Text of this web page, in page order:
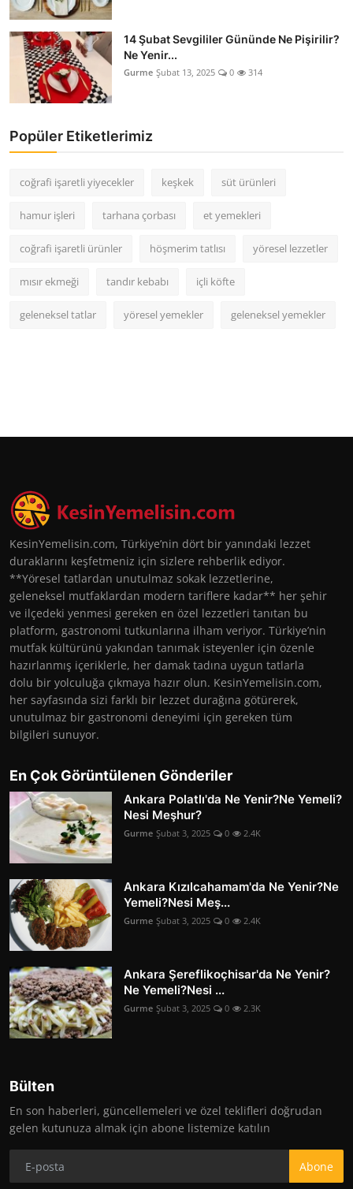
14 Şubat Sevgililer Gününde Ne Pişirilir?
Ne Yenir...
Gurme Şubat 13, 2025 0 314
Popüler Etiketlerimiz
coğrafi işaretli yiyecekler keşkek süt ürünleri
hamur işleri tarhana çorbası et yemekleri
coğrafi işaretli ürünler höşmerim tatlısı yöresel lezzetler
mısır ekmeği tandır kebabı içli köfte
geleneksel tatlar yöresel yemekler geleneksel yemekler
KesinYemelisin.com, Türkiye’nin dört bir yanındaki lezzet
duraklarını keşfetmeniz için sizlere rehberlik ediyor.
**Yöresel tatlardan unutulmaz sokak lezzetlerine,
geleneksel mutfaklardan modern tariflere kadar** her şehir
ve ilçedeki yenmesi gereken en özel lezzetleri tanıtan bu
platform, gastronomi tutkunlarına ilham veriyor. Türkiye’nin
mutfak kültürünü yakından tanımak isteyenler için özenle
hazırlanmış içeriklerle, her damak tadına uygun tatlarla
dolu bir yolculuğa çıkmaya hazır olun. KesinYemelisin.com,
her sayfasında sizi farklı bir lezzet durağına götürerek,
unutulmaz bir gastronomi deneyimi için gereken tüm
bilgileri sunuyor.
En Çok Görüntülenen Gönderiler
Ankara Polatlı'da Ne Yenir?Ne Yemeli?
Nesi Meşhur?
Gurme Şubat 3, 2025 0 2.4K
Ankara Kızılcahamam'da Ne Yenir?Ne
Yemeli?Nesi Meş...
Gurme Şubat 3, 2025 0 2.4K
Ankara Şereflikoçhisar'da Ne Yenir?
Ne Yemeli?Nesi ...
Gurme Şubat 3, 2025 0 2.3K
Bülten
En son haberleri, güncellemeleri ve özel teklifleri doğrudan
gelen kutunuza almak için abone listemize katılın
Abone